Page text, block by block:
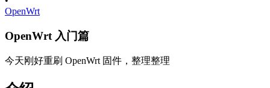
OpenWrt
OpenWrt 入门篇
今天刚好重刷 OpenWrt 固件，整理整理